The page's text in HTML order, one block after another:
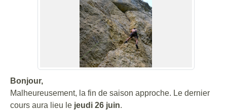
Bonjour,
Malheureusement, la fin de saison approche. Le dernier
cours aura lieu le jeudi 26 juin.